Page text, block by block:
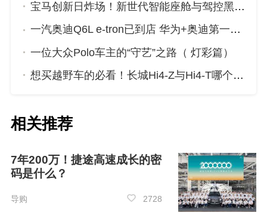
适性、操控表现最好，奥迪Q6能耗，保值表现最
强。以上就是奥迪中大型SUV50万左右的车型推
荐，如需了解更多购车信息，请关注众车网，获
宝马创新日炸场！新世代智能座舱与驾控黑科技来袭
一汽奥迪Q6L e-tron已到店 华为+奥迪第一车究竟有啥硬核实力？
一位大众Polo车主的“守艺”之路（ 灯彩篇）
想买越野车的必看！长城Hi4-Z与Hi4-T哪个更适合你？
相关推荐
7年200万！捷途高速成长的密
码是什么？
导购 2728